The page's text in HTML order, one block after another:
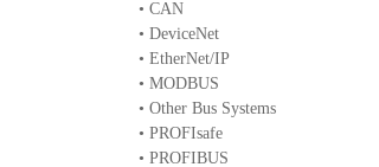
• CAN
• DeviceNet
• EtherNet/IP
• MODBUS
• Other Bus Systems
• PROFIsafe
• PROFIBUS